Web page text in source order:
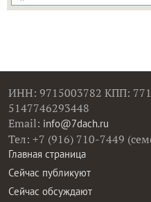
ИНН: 9715003782 КПП:
5147746293448
Email: info@7dach.ru
Тел: +7 (916) 710-7449
Главная страница
Сейчас публикуют
Сейчас обсуждают